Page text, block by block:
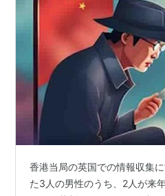
香港当局の英国での情報収集
た3人の男性のうち、2人が来